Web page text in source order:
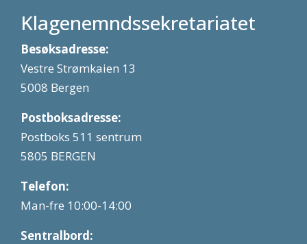
Klagenemndssekretariatet
Besøksadresse:
Vestre Strømkaien 13
5008 Bergen
Postboksadresse:
Postboks 511 sentrum
5805 BERGEN
Telefon:
Man-fre 10:00-14:00
Sentralbord: